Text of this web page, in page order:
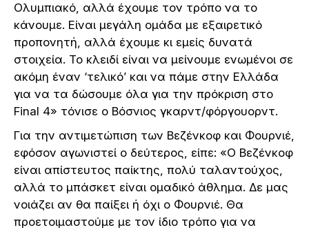
Ολυμπιακό, αλλά έχουμε τον τρόπο να το
κάνουμε. Είναι μεγάλη ομάδα με εξαιρετικό
προπονητή, αλλά έχουμε κι εμείς δυνατά
στοιχεία. Το κλειδί είναι να μείνουμε ενωμένοι σε
ακόμη έναν ‘τελικό’ και να πάμε στην Ελλάδα
για να τα δώσουμε όλα για την πρόκριση στο
Final 4» τόνισε ο Βόσνιος γκαρντ/φόργουορντ.
Για την αντιμετώπιση των Βεζένκοφ και Φουρνιέ,
εφόσον αγωνιστεί ο δεύτερος, είπε: «Ο Βεζένκοφ
είναι απίστευτος παίκτης, πολύ ταλαντούχος,
αλλά το μπάσκετ είναι ομαδικό άθλημα. Δε μας
νοιάζει αν θα παίξει ή όχι ο Φουρνιέ. Θα
προετοιμαστούμε με τον ίδιο τρόπο για να